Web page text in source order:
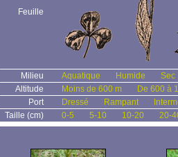
Feuille
Milieu Aquatique Humide
Sec
Altitude
Moins de 600 m
De 600 à
Port
Dressé Rampant
Taille (cm)
0-5 5-10 10-20 20-